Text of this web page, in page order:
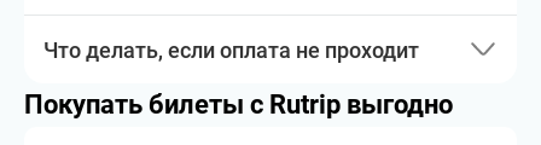
Что делать, если оплата не проходит
Покупать билеты с Rutrip выгодно